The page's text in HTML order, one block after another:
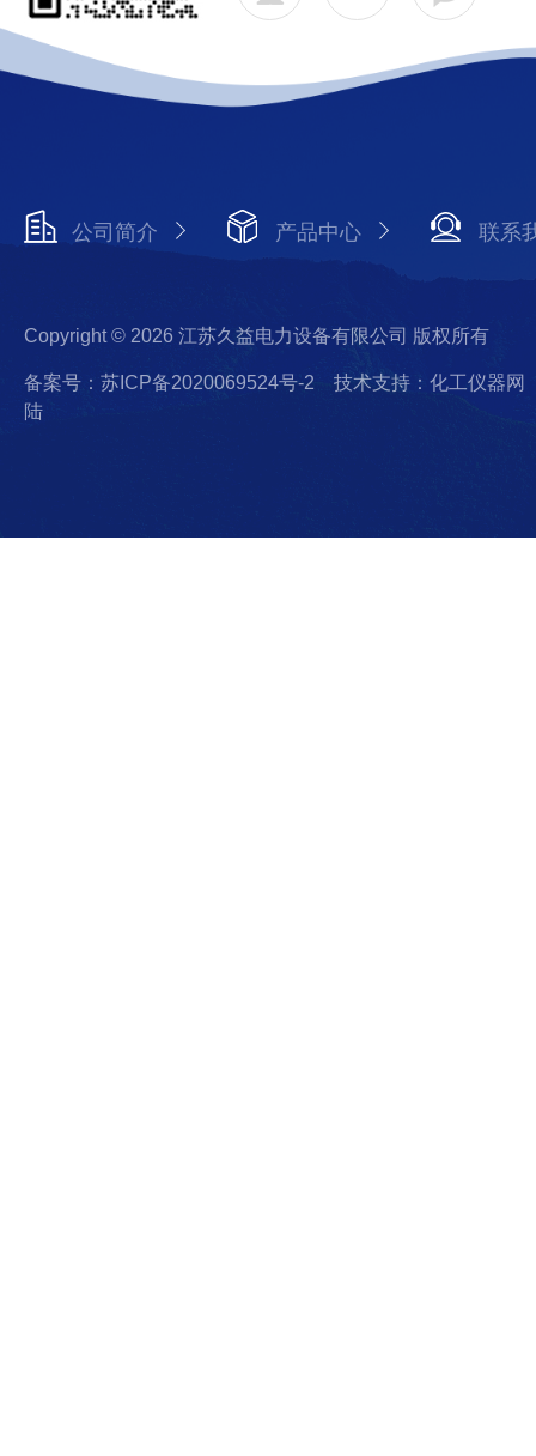
公司简介 产品中心 联系
Copyright © 2026 江苏久益电力设备有限公司 版权所有
备案号：苏ICP备2020069524号-2
技术支持：化工仪器网
陆